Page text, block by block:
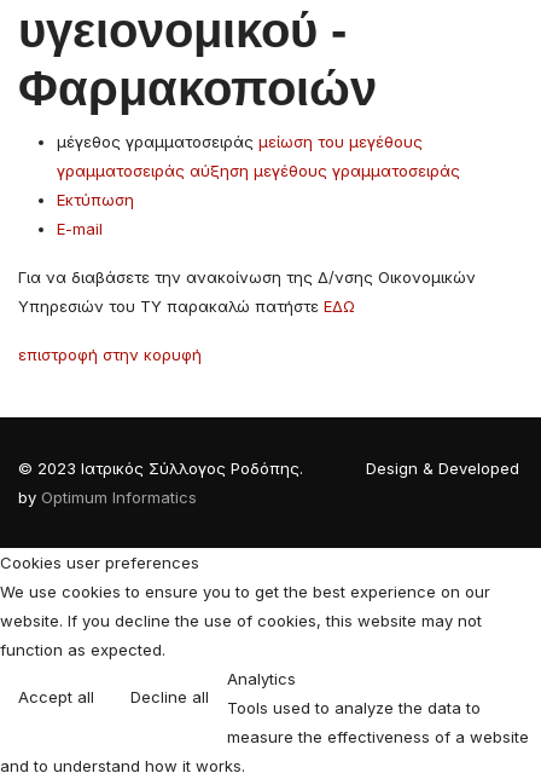
υγειονομικού -
Φαρμακοποιών
μέγεθος γραμματοσειράς μείωση του μεγέθους
γραμματοσειράς αύξηση μεγέθους γραμματοσειράς
Εκτύπωση
E-mail
Για να διαβάσετε την ανακοίνωση της Δ/νσης Οικονομικών
Υπηρεσιών του ΤΥ παρακαλώ πατήστε ΕΔΩ
επιστροφή στην κορυφή
© 2023 Ιατρικός Σύλλογος Ροδόπης. Design & Developed
by Optimum Informatics
Cookies user preferences
We use cookies to ensure you to get the best experience on our
website. If you decline the use of cookies, this website may not
function as expected.
Accept all Decline all
Analytics
Tools used to analyze the data to
measure the effectiveness of a website
and to understand how it works.